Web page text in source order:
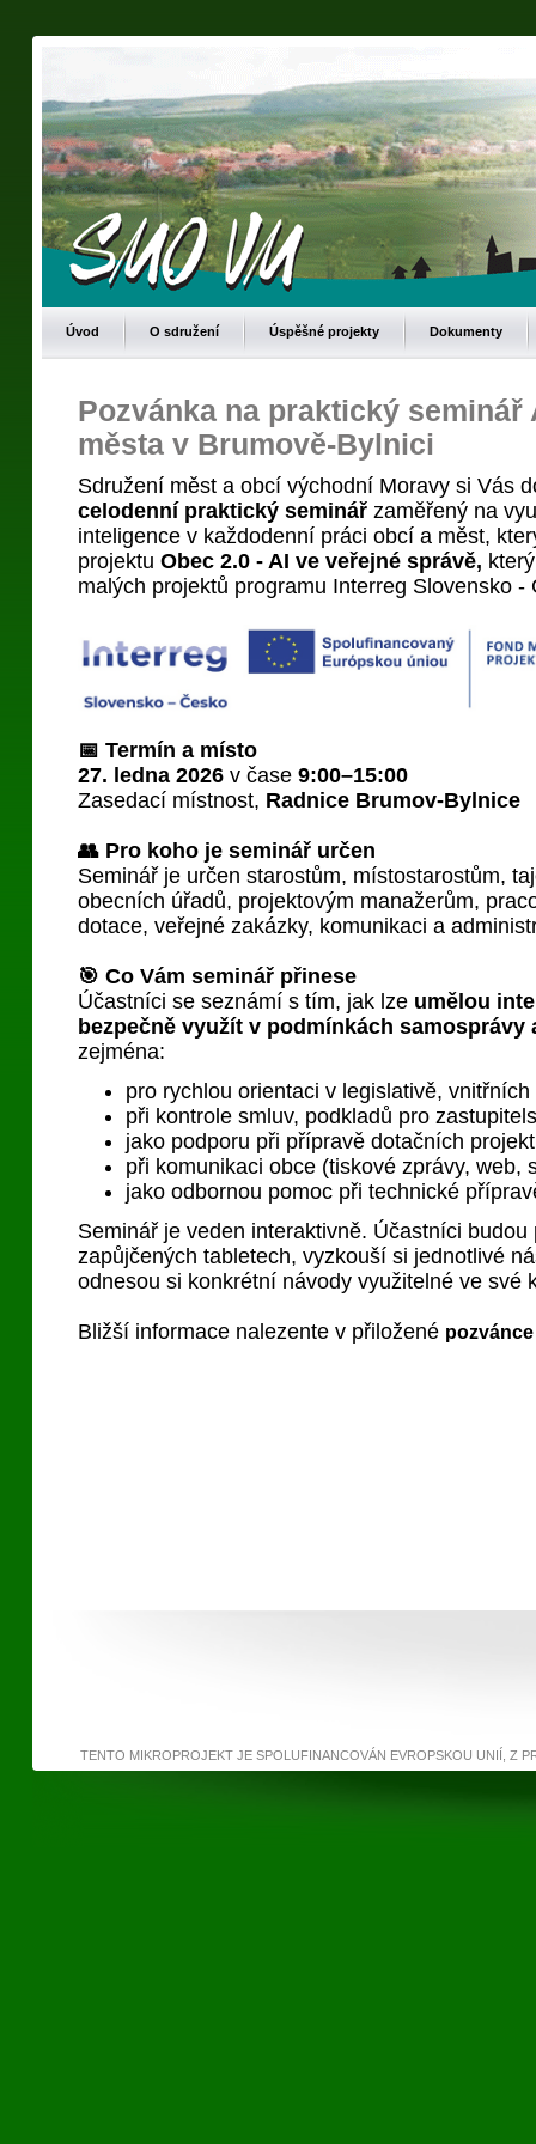
Úvod O sdružení Úspěšné projekty Dokumenty
Pozvánka na praktický seminář
města v Brumově-Bylnici
Sdružení měst a obcí východní Moravy si Vás
celodenní praktický seminář zaměřený na
inteligence v každodenní práci obcí a měst,
projektu Obec 2.0 - AI ve veřejné správě,
malých projektů programu Interreg Slovensko -
📅 Termín a místo
27. ledna 2026 v čase 9:00–15:00
Zasedací místnost, Radnice Brumov-Bylnice
👥 Pro koho je seminář určen
Seminář je určen starostům, místostarostům,
obecních úřadů, projektovým manažerům,
dotace, veřejné zakázky, komunikaci a
🎯 Co Vám seminář přinese
Účastníci se seznámí s tím, jak lze umělou
bezpečně využít v podmínkách samosprávy
zejména:
pro rychlou orientaci v legislativě,
při kontrole smluv, podkladů pro
jako podporu při přípravě dotačních
při komunikaci obce (tiskové zprávy, web,
jako odbornou pomoc při technické
Seminář je veden interaktivně. Účastníci
zapůjčených tabletech, vyzkouší si jednotlivé
odnesou si konkrétní návody využitelné ve své
Bližší informace nalezente v přiložené pozvánce
TENTO MIKROPROJEKT JE SPOLUFINANCOVÁN EVROPSKOU UNIÍ, Z